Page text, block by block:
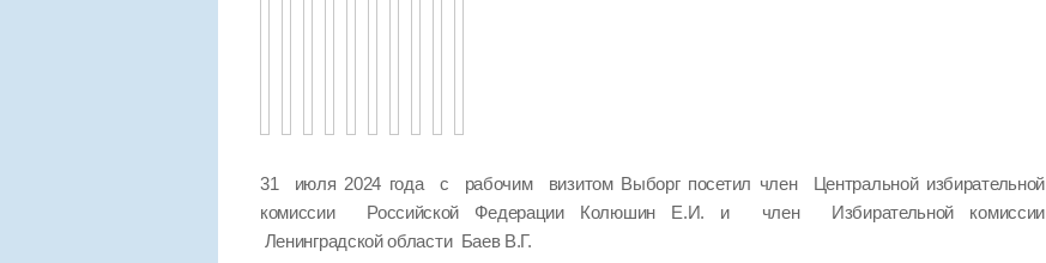
31 июля 2024 года с рабочим визитом Выборг посетил член Центральной избирательной
комиссии Российской Федерации Колюшин Е.И. и член Избирательной комиссии
Ленинградской области Баев В.Г.